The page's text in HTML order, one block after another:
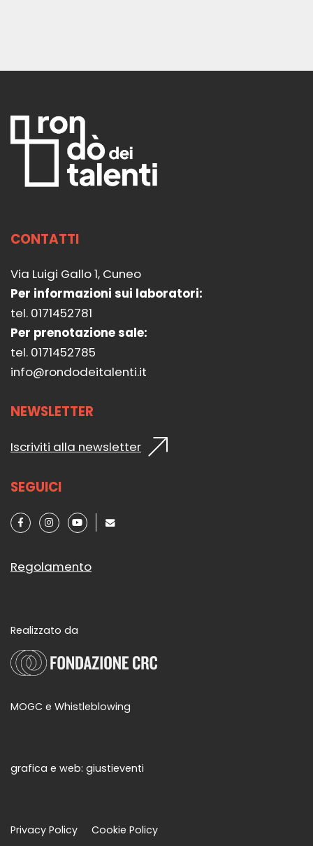
CONTATTI
Via Luigi Gallo 1, Cuneo
Per informazioni sui laboratori:
tel. 0171452781
Per prenotazione sale:
tel. 0171452785
info@rondodeitalenti.it
NEWSLETTER
Iscriviti alla newsletter
SEGUICI
Regolamento
Realizzato da
MOGC e Whistleblowing
grafica e web: giustieventi
Privacy Policy Cookie Policy